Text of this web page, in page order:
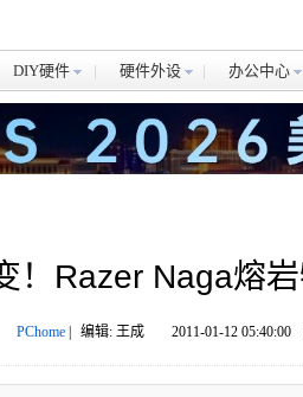
DIY硬件 硬件外设 办公中心
！Razer Naga熔
PChome| 编辑: 王成 2011-01-12 05:40:00